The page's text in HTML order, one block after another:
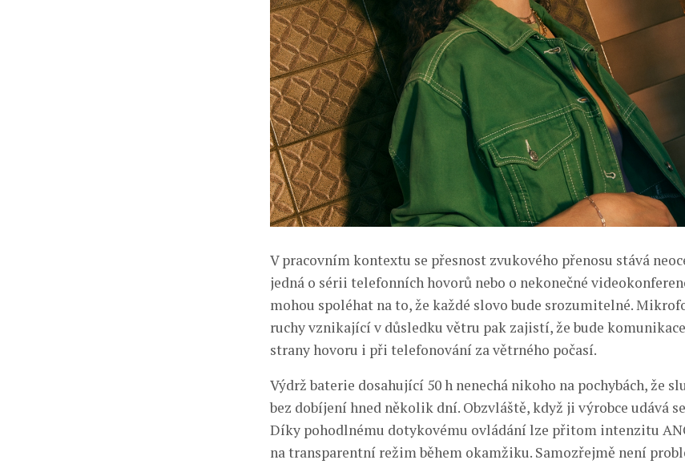
V pracovním kontextu se přesnost zvukového přenosu stává
jedná o sérii telefonních hovorů nebo o nekonečné
mohou spoléhat na to, že každé slovo bude srozumitelné.
ruchy vznikající v důsledku větru pak zajistí, že bude komunikace
strany hovoru i při telefonování za větrného počasí.
Výdrž baterie dosahující 50 h nenechá nikoho na pochybách, že
bez dobíjení hned několik dní. Obzvláště, když ji výrobce udává se
Díky pohodlnému dotykovému ovládání lze přitom intenzitu
na transparentní režim během okamžiku. Samozřejmě není